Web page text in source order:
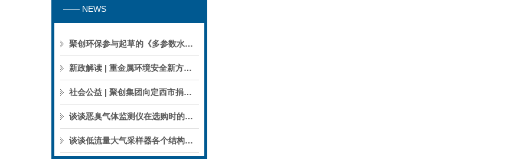
—— NEWS
聚创环保参与起草的《多参数水质分析仪》团标正式公布，促进国产仪器创新升级
新政解读 | 重金属环境安全新方案来了，聚焦5省21市！
社会公益 | 聚创集团向定西市捐赠检验检测仪器设备
谈谈恶臭气体监测仪在选购时的建议和指南
谈谈低流量大气采样器各个结构的特点